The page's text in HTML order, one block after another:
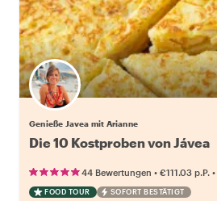
Genieße Javea mit Arianne
Die 10 Kostproben von Jávea
44 Bewertungen • €111.03 p.P. •
FOOD TOUR SOFORT BESTÄTIGT